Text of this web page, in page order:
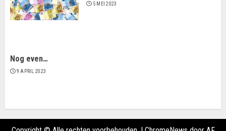
5 MEI 2023
Nog even…
9 APRIL 2023